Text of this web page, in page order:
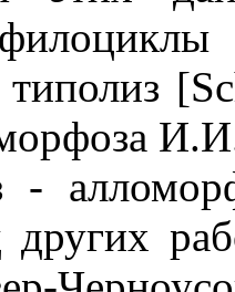
типолиз
-
других